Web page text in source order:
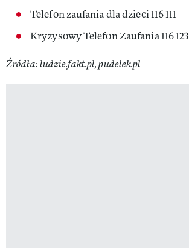
Telefon zaufania dla dzieci 116 111
Kryzysowy Telefon Zaufania 116 123
Źródła: ludzie.fakt.pl, pudelek.pl